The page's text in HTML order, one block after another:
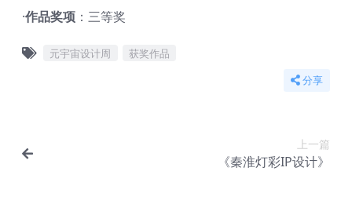
·作品奖项 ：三等奖
元宇宙设计周 获奖作品
分享
上一篇
《秦淮灯彩IP设计》